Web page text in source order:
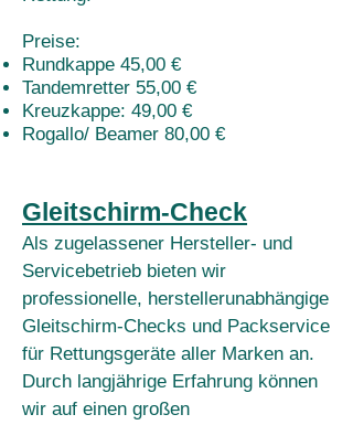
Preise:
Rundkappe 45,00 €
Tandemretter 55,00 €
Kreuzkappe: 49,00 €
Rogallo/ Beamer 80,00 €
Gleitschirm-Check
Als zugelassener Hersteller- und
Servicebetrieb bieten wir
professionelle, herstellerunabhängige
Gleitschirm-Checks und Packservice
für Rettungsgeräte aller Marken an.
Durch langjährige Erfahrung können
wir auf einen großen